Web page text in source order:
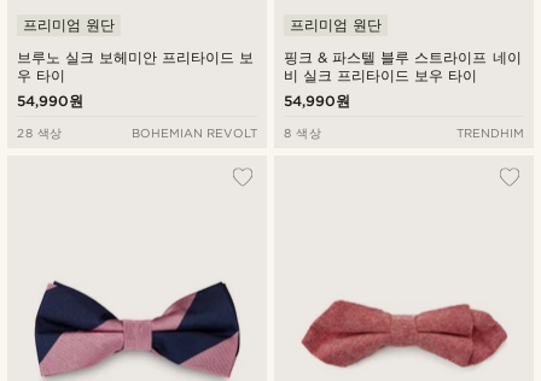
브루노 실크 보헤미안 프리타이드 보
우 타이
프리미엄 원단
54,990원
28 색상 BOHEMIAN REVOLT
핑크 & 파스텔 블루 스트라이프 네이
비 실크 프리타이드 보우 타이
프리미엄 원단
54,990원
8 색상 TRENDHIM